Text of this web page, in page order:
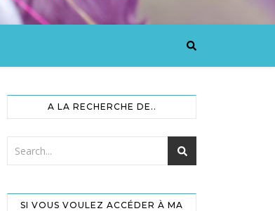
A LA RECHERCHE DE..
SI VOUS VOULEZ ACCÉDER À MA